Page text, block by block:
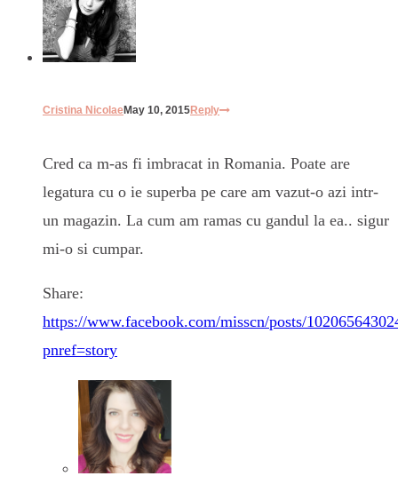
Cristina NicolaeMay 10, 2015Reply
Cred ca m-as fi imbracat in Romania. Poate are
legatura cu o ie superba pe care am vazut-o azi intr-
un magazin. La cum am ramas cu gandul la ea.. sigur
mi-o si cumpar.
Share:
https://www.facebook.com/misscn/posts/
pnref=story